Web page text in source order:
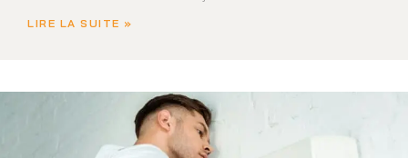
LIRE LA SUITE »